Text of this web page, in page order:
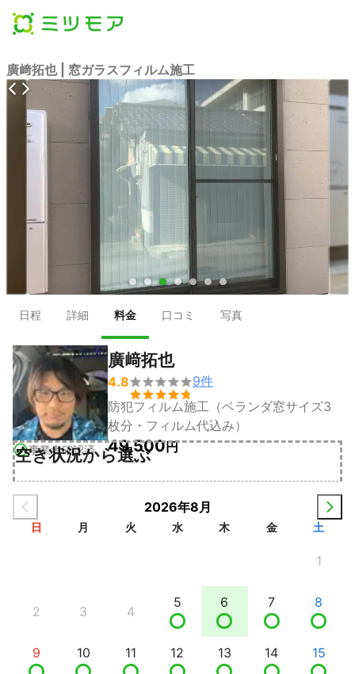
廣﨑拓也 | 窓ガラスフィルム施工
● ● ● ● ● ● ●
日程 詳細 料金 口コミ 写真
事業者確認済
廣﨑拓也
4.8

9件
防犯フィルム施工（ベランダ窓サイズ3
枚分・フィルム代込み）
49,500円
空き状況から選ぶ
2026年8月
日 月 火 水 木 金 土
1
2 3 4
5 6 7 8
9 10 11 12 13 14 15